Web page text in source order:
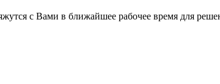
с Вами в ближайшее рабочее время для